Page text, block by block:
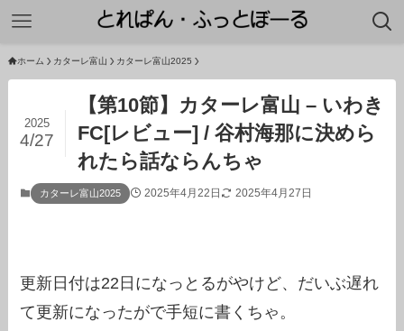
ホーム カターレ富山 カターレ富山2025
【第10節】カターレ富山 – いわき
FC[レビュー] / 谷村海那に決めら
れたら話ならんちゃ
2025
4/27
カターレ富山2025 2025年4月22日 2025年4月27日
更新日付は22日になっとるがやけど、だいぶ遅れ
て更新になったがで手短に書くちゃ。